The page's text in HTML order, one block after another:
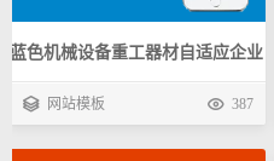
蓝色机械设备重工器材自适应企业
模板 迅睿CMS公司响应式源码下
载
网站模板 387